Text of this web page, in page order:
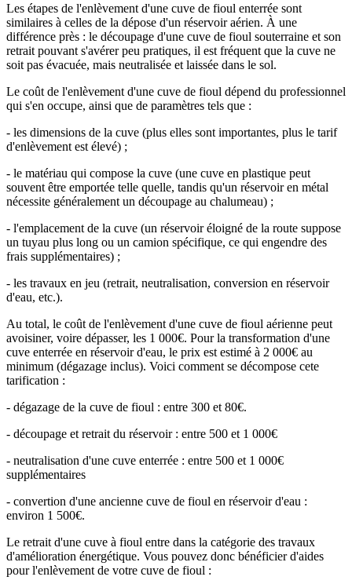
Les étapes de l'enlèvement d'une cuve de fioul enterrée sont
similaires à celles de la dépose d'un réservoir aérien. À une
différence près : le découpage d'une cuve de fioul souterraine et son
retrait pouvant s'avérer peu pratiques, il est fréquent que la cuve ne
soit pas évacuée, mais neutralisée et laissée dans le sol.
Le coût de l'enlèvement d'une cuve de fioul dépend du professionnel
qui s'en occupe, ainsi que de paramètres tels que :
- les dimensions de la cuve (plus elles sont importantes, plus le tarif
d'enlèvement est élevé) ;
- le matériau qui compose la cuve (une cuve en plastique peut
souvent être emportée telle quelle, tandis qu'un réservoir en métal
nécessite généralement un découpage au chalumeau) ;
- l'emplacement de la cuve (un réservoir éloigné de la route suppose
un tuyau plus long ou un camion spécifique, ce qui engendre des
frais supplémentaires) ;
- les travaux en jeu (retrait, neutralisation, conversion en réservoir
d'eau, etc.).
Au total, le coût de l'enlèvement d'une cuve de fioul aérienne peut
avoisiner, voire dépasser, les 1 000€. Pour la transformation d'une
cuve enterrée en réservoir d'eau, le prix est estimé à 2 000€ au
minimum (dégazage inclus). Voici comment se décompose cete
tarification :
- dégazage de la cuve de fioul : entre 300 et 80€.
- découpage et retrait du réservoir : entre 500 et 1 000€
- neutralisation d'une cuve enterrée : entre 500 et 1 000€
supplémentaires
- convertion d'une ancienne cuve de fioul en réservoir d'eau :
environ 1 500€.
Le retrait d'une cuve à fioul entre dans la catégorie des travaux
d'amélioration énergétique. Vous pouvez donc bénéficier d'aides
pour l'enlèvement de votre cuve de fioul :